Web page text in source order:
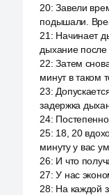
20:Завели
подышали.
21 : Начинает
дыхание после
22:Затем
минут в таком
23:
задержка
24:
25: 18, 20
минуту у вас
26: И что
27:У нас
28: На каждой